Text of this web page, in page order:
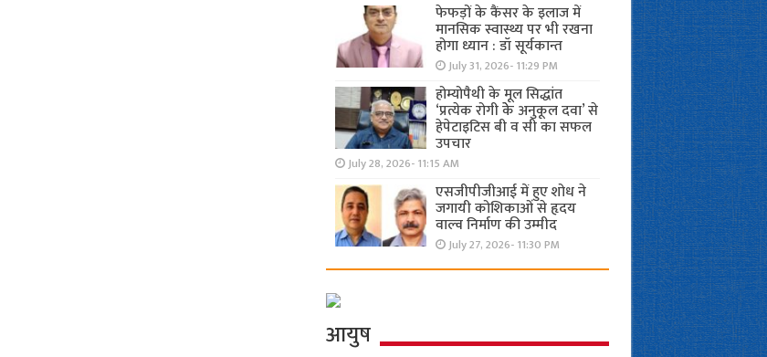
फेफड़ों के कैंसर के इलाज में
मानसिक स्वास्थ्य पर भी रखना
होगा ध्यान : डॉ सूर्यकान्त
July 31, 2026- 11:29 PM
होम्योपैथी के मूल सिद्धांत
‘प्रत्येक रोगी केे अनुकूल दवा’ से
हेपेटाइटिस बी व सी का सफल
उपचार
July 28, 2026- 11:15 AM
एसजीपीजीआई में हुए शोध ने
जगायी कोशिकाओं से हृदय
वाल्व निर्माण की उम्मीद
July 27, 2026- 11:30 PM
आयुष